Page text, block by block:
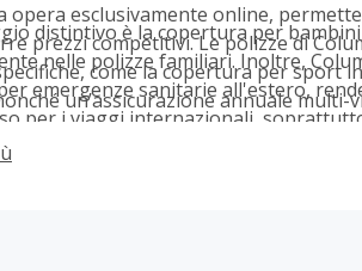
opera esclusivamente online,
prezzi competitivi. Le polizze di
come la copertura per sport
un’assicurazione annuale multi-
distintivo è la copertura per
nelle polizze familiari. Inoltre,
emergenze sanitarie all'estero,
per i viaggi internazionali,